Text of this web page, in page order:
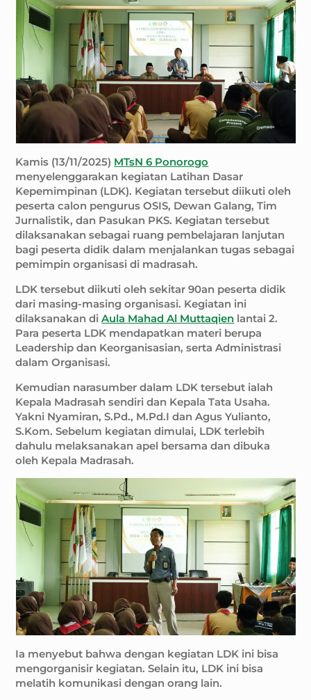
Kamis (13/11/2025) MTsN 6 Ponorogo
menyelenggarakan kegiatan Latihan Dasar
Kepemimpinan (LDK). Kegiatan tersebut diikuti oleh
peserta calon pengurus OSIS, Dewan Galang, Tim
Jurnalistik, dan Pasukan PKS. Kegiatan tersebut
dilaksanakan sebagai ruang pembelajaran lanjutan
bagi peserta didik dalam menjalankan tugas sebagai
pemimpin organisasi di madrasah.
LDK tersebut diikuti oleh sekitar 90an peserta didik
dari masing-masing organisasi. Kegiatan ini
dilaksanakan diAula Mahad Al Muttaqien lantai 2.
Para peserta LDK mendapatkan materi berupa
Leadership dan Keorganisasian, serta Administrasi
dalam Organisasi.
Kemudian narasumber dalam LDK tersebut ialah
Kepala Madrasah sendiri dan Kepala Tata Usaha.
Yakni Nyamiran, S.Pd., M.Pd.I dan Agus Yulianto,
S.Kom. Sebelum kegiatan dimulai, LDK terlebih
dahulu melaksanakan apel bersama dan dibuka
oleh Kepala Madrasah.
Ia menyebut bahwa dengan kegiatan LDK ini bisa
mengorganisir kegiatan. Selain itu, LDK ini bisa
melatih komunikasi dengan orang lain.